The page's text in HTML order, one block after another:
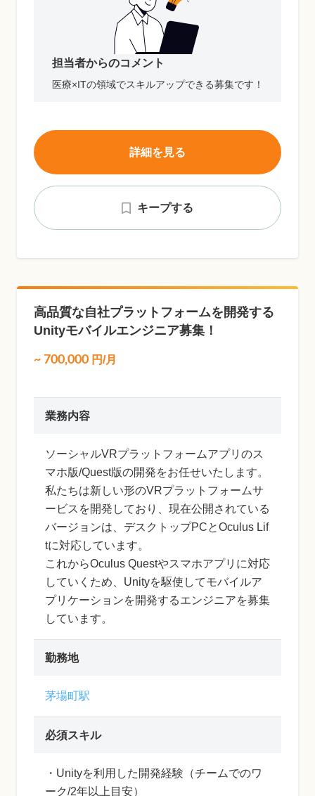
担当者からのコメント
医療×ITの領域でスキルアップできる募集です！
キープする
詳細を見る
高品質な自社プラットフォームを開発する
Unityモバイルエンジニア募集！
~ 700,000 円/月
業務内容
ソーシャルVRプラットフォームアプリのス
マホ版/Quest版の開発をお任せいたします。
私たちは新しい形のVRプラットフォームサ
ービスを開発しており、現在公開されている
バージョンは、デスクトップPCとOculus Lif
tに対応しています。
これからOculus Questやスマホアプリに対応
していくため、Unityを駆使してモバイルア
プリケーションを開発するエンジニアを募集
しています。
勤務地
茅場町駅
必須スキル
・Unityを利用した開発経験（チームでのワ
ーク/2年以上目安）